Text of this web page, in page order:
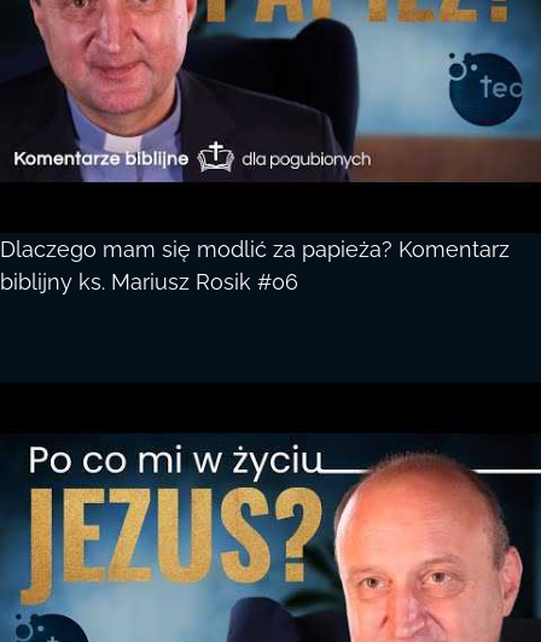
Dlaczego mam się modlić za papieża? Komentarz
biblijny ks. Mariusz Rosik #06